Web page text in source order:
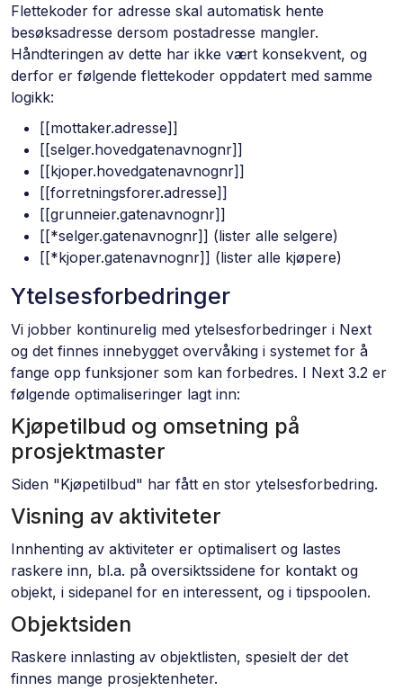
Flettekoder for adresse skal automatisk hente
besøksadresse dersom postadresse mangler.
Håndteringen av dette har ikke vært konsekvent, og
derfor er følgende flettekoder oppdatert med samme
logikk:
[[mottaker.adresse]]
[[selger.hovedgatenavnognr]]
[[kjoper.hovedgatenavnognr]]
[[forretningsforer.adresse]]
[[grunneier.gatenavnognr]]
[[*selger.gatenavnognr]] (lister alle selgere)
[[*kjoper.gatenavnognr]] (lister alle kjøpere)
Ytelsesforbedringer
Vi jobber kontinurelig med ytelsesforbedringer i Next
og det finnes innebygget overvåking i systemet for å
fange opp funksjoner som kan forbedres. I Next 3.2 er
følgende optimaliseringer lagt inn:
Kjøpetilbud og omsetning på
prosjektmaster
Siden "Kjøpetilbud" har fått en stor ytelsesforbedring.
Visning av aktiviteter
Innhenting av aktiviteter er optimalisert og lastes
raskere inn, bl.a. på oversiktssidene for kontakt og
objekt, i sidepanel for en interessent, og i tipspoolen.
Objektsiden
Raskere innlasting av objektlisten, spesielt der det
finnes mange prosjektenheter.